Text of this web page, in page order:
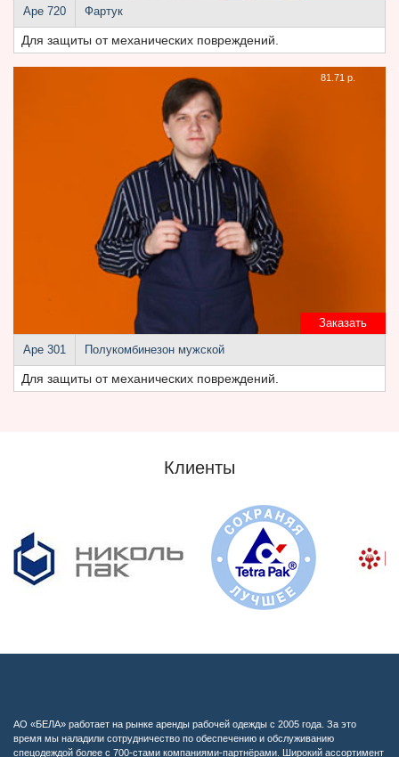
Аре 720 Фартук
Для защиты от механических повреждений.
Заказать
81.71 р.
Аре 301 Полукомбинезон мужской
Для защиты от механических повреждений.
Клиенты
АО «БЕЛА» работает на рынке аренды рабочей одежды с 2005 года. За это
время мы наладили сотрудничество по обеспечению и обслуживанию
спецодеждой более с 700-стами компаниями-партнёрами. Широкий ассортимент